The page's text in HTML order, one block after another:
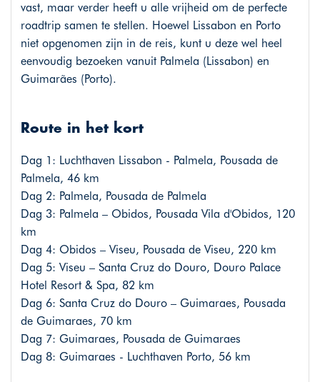
vast, maar verder heeft u alle vrijheid om de perfecte
roadtrip samen te stellen. Hoewel Lissabon en Porto
niet opgenomen zijn in de reis, kunt u deze wel heel
eenvoudig bezoeken vanuit Palmela (Lissabon) en
Guimarães (Porto).
Route in het kort
Dag 1: Luchthaven Lissabon - Palmela, Pousada de
Palmela, 46 km
Dag 2: Palmela, Pousada de Palmela
Dag 3: Palmela – Obidos, Pousada Vila d'Obidos, 120
km
Dag 4: Obidos – Viseu, Pousada de Viseu, 220 km
Dag 5: Viseu – Santa Cruz do Douro, Douro Palace
Hotel Resort & Spa, 82 km
Dag 6: Santa Cruz do Douro – Guimaraes, Pousada
de Guimaraes, 70 km
Dag 7: Guimaraes, Pousada de Guimaraes
Dag 8: Guimaraes - Luchthaven Porto, 56 km